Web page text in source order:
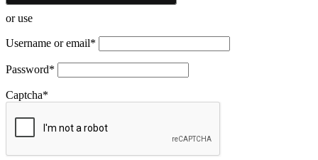
or use
Username or email*
Password*
Captcha*